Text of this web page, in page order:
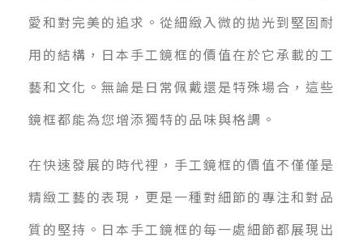
愛和對完美的追求。從細緻入微的拋光到堅固耐
用的結構，日本手工鏡框的價值在於它承載的工
藝和文化。無論是日常佩戴還是特殊場合，這些
鏡框都能為您增添獨特的品味與格調。
在快速發展的時代裡，手工鏡框的價值不僅僅是
精緻工藝的表現，更是一種對細節的專注和對品
質的堅持。日本手工鏡框的每一處細節都展現出